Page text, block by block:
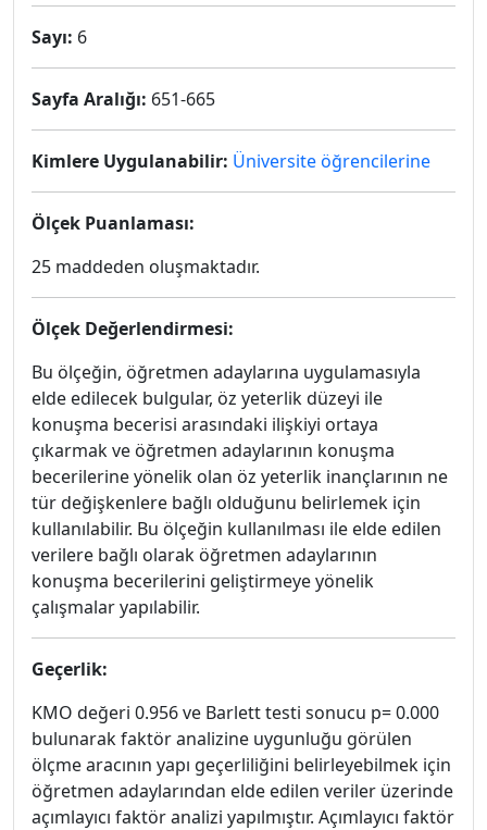
Sayı: 6
Sayfa Aralığı: 651-665
Kimlere Uygulanabilir: Üniversite öğrencilerine
Ölçek Puanlaması:
25 maddeden oluşmaktadır.
Ölçek Değerlendirmesi:
Bu ölçeğin, öğretmen adaylarına uygulamasıyla
elde edilecek bulgular, öz yeterlik düzeyi ile
konuşma becerisi arasındaki ilişkiyi ortaya
çıkarmak ve öğretmen adaylarının konuşma
becerilerine yönelik olan öz yeterlik inançlarının ne
tür değişkenlere bağlı olduğunu belirlemek için
kullanılabilir. Bu ölçeğin kullanılması ile elde edilen
verilere bağlı olarak öğretmen adaylarının
konuşma becerilerini geliştirmeye yönelik
çalışmalar yapılabilir.
Geçerlik:
KMO değeri 0.956 ve Barlett testi sonucu p= 0.000
bulunarak faktör analizine uygunluğu görülen
ölçme aracının yapı geçerliliğini belirleyebilmek için
öğretmen adaylarından elde edilen veriler üzerinde
açımlayıcı faktör analizi yapılmıştır. Açımlayıcı faktör